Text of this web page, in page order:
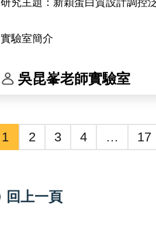
研究主題：新穎蛋白質設計調控
實驗室簡介
中央研究院生物化學研究所 吳
本實驗室的研究架構建立在「計
亦具備發展為專一性抑制劑或
吳昆峯老師實驗室
1 2 3 4 … 17
回上一頁